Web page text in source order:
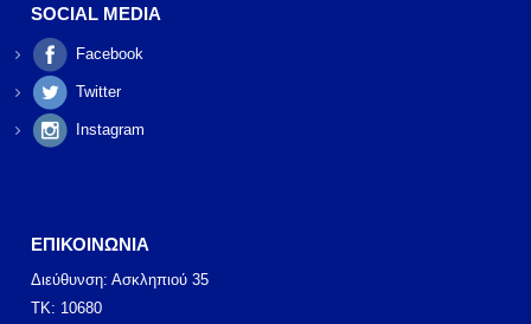
SOCIAL MEDIA
Facebook
Twitter
Instagram
ΕΠΙΚΟΙΝΩΝΙΑ
Διεύθυνση: Ασκληπιού 35
ΤΚ: 10680